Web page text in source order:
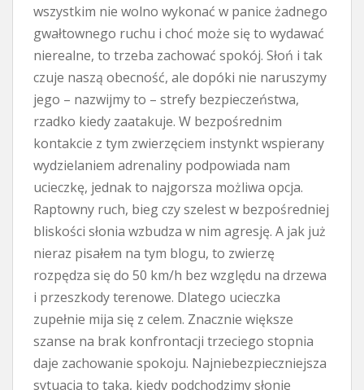
wszystkim nie wolno wykonać w panice żadnego
gwałtownego ruchu i choć może się to wydawać
nierealne, to trzeba zachować spokój. Słoń i tak
czuje naszą obecność, ale dopóki nie naruszymy
jego – nazwijmy to – strefy bezpieczeństwa,
rzadko kiedy zaatakuje. W bezpośrednim
kontakcie z tym zwierzęciem instynkt wspierany
wydzielaniem adrenaliny podpowiada nam
ucieczkę, jednak to najgorsza możliwa opcja.
Raptowny ruch, bieg czy szelest w bezpośredniej
bliskości słonia wzbudza w nim agresję. A jak już
nieraz pisałem na tym blogu, to zwierzę
rozpędza się do 50 km/h bez względu na drzewa
i przeszkody terenowe. Dlatego ucieczka
zupełnie mija się z celem. Znacznie większe
szanse na brak konfrontacji trzeciego stopnia
daje zachowanie spokoju. Najniebezpieczniejsza
sytuacja to taka, kiedy podchodzimy słonie